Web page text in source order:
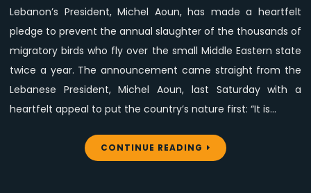
Lebanon’s President, Michel Aoun, has made a heartfelt
pledge to prevent the annual slaughter of the thousands of
migratory birds who fly over the small Middle Eastern state
twice a year. The announcement came straight from the
Lebanese President, Michel Aoun, last Saturday with a
heartfelt appeal to put the country’s nature first: “It is…
CONTINUE READING